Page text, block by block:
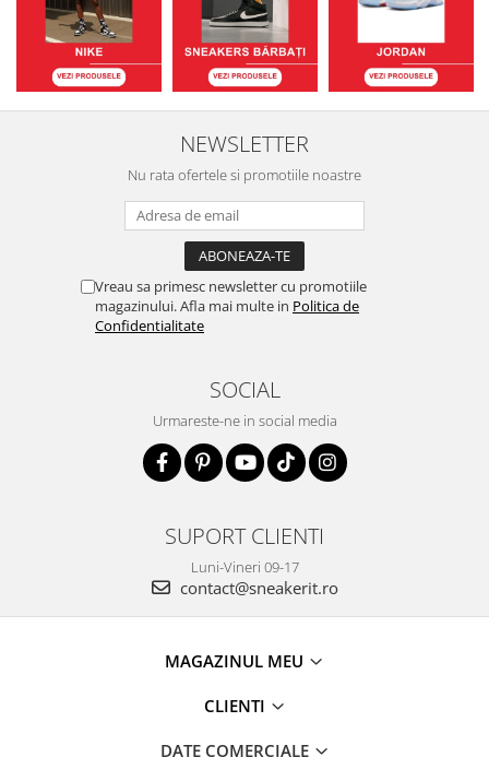
NEWSLETTER
Nu rata ofertele si promotiile noastre
Vreau sa primesc newsletter cu promotiile
magazinului. Afla mai multe in Politica de
Confidentialitate
SOCIAL
Urmareste-ne in social media
SUPORT CLIENTI
Luni-Vineri 09-17
contact@sneakerit.ro
MAGAZINUL MEU
CLIENTI
DATE COMERCIALE